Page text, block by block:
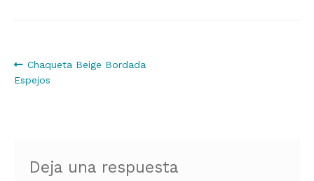
Navegación
de
Anterior:
Chaqueta Beige Bordada
Espejos
Deja una respuesta